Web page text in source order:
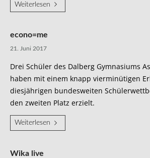
Weiterlesen
econo=me
21. Juni 2017
Drei Schüler des Dalberg Gymnasiums
haben mit einem knapp vierminütigen
diesjährigen bundesweiten
den zweiten Platz erzielt.
Weiterlesen
Wika live